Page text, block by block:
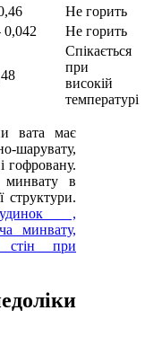
Не горить
Не горить
Спікається
при
високій
температурі
вата має
гофровану.
минвату в
структури.
,
минвату,
стін при